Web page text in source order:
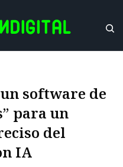
software de
para un
del
IA